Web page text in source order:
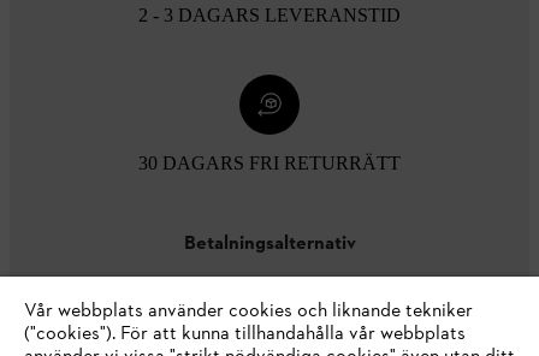
2 - 3 DAGARS LEVERANSTID
30 DAGARS FRI RETURRÄTT
Betalningsalternativ
Vår webbplats använder cookies och liknande tekniker
("cookies"). För att kunna tillhandahålla vår webbplats